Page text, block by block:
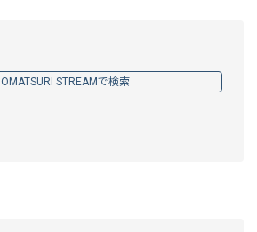
OMATSURI STREAMで検索